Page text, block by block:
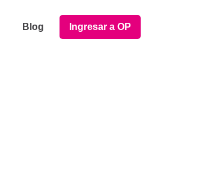
Blog Ingresar a OP